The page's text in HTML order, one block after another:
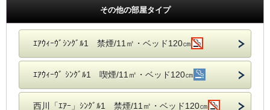
その他の部屋タイプ
ｴｱｳｨｰｳﾞｼﾝｸﾞﾙ1 禁煙/11㎡・ベッド120㎝
ｴｱｳｨｰｳﾞ ｼﾝｸﾞﾙ1 喫煙/11㎡・ベッド120㎝
西川「ｴｱｰ」ｼﾝｸﾞﾙ1 禁煙/11㎡・ベッド120㎝